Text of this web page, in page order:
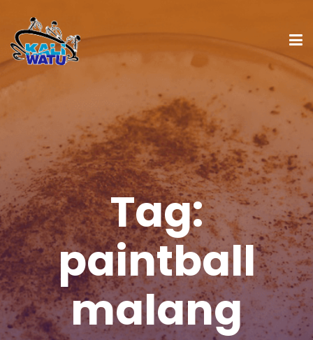
Tag:
paintball
malang